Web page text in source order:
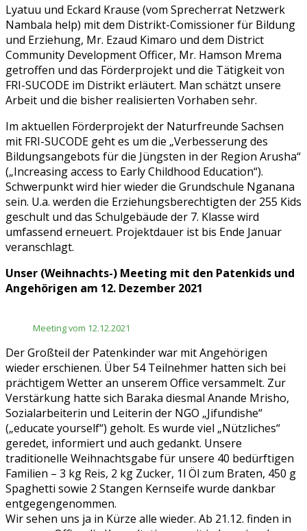
Lyatuu und Eckard Krause (vom Sprecherrat Netzwerk
Nambala help) mit dem Distrikt-Comissioner für Bildung
und Erziehung, Mr. Ezaud Kimaro und dem District
Community Development Officer, Mr. Hamson Mrema
getroffen und das Förderprojekt und die Tätigkeit von
FRI-SUCODE im Distrikt erläutert. Man schätzt unsere
Arbeit und die bisher realisierten Vorhaben sehr.
Im aktuellen Förderprojekt der Naturfreunde Sachsen
mit FRI-SUCODE geht es um die „Verbesserung des
Bildungsangebots für die Jüngsten in der Region Arusha“
(„Increasing access to Early Childhood Education“).
Schwerpunkt wird hier wieder die Grundschule Nganana
sein. U.a. werden die Erziehungsberechtigten der 255 Kids
geschult und das Schulgebäude der 7. Klasse wird
umfassend erneuert. Projektdauer ist bis Ende Januar
veranschlagt.
Unser (Weihnachts-) Meeting mit den Patenkids und
Angehörigen am 12. Dezember 2021
Meeting vom 12.12.2021
Der Großteil der Patenkinder war mit Angehörigen
wieder erschienen. Über 54 Teilnehmer hatten sich bei
prächtigem Wetter an unserem Office versammelt. Zur
Verstärkung hatte sich Baraka diesmal Anande Mrisho,
Sozialarbeiterin und Leiterin der NGO „Jifundishe“
(„educate yourself“) geholt. Es wurde viel „Nützliches“
geredet, informiert und auch gedankt. Unsere
traditionelle Weihnachtsgabe für unsere 40 bedürftigen
Familien – 3 kg Reis, 2 kg Zucker, 1l Öl zum Braten, 450 g
Spaghetti sowie 2 Stangen Kernseife wurde dankbar
entgegengenommen.
Wir sehen uns ja in Kürze alle wieder. Ab 21.12. finden in